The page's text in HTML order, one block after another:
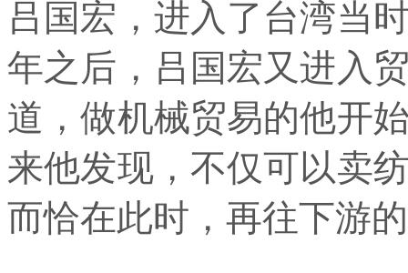
吕国宏，进入了台湾当
年之后，吕国宏又进入
道，做机械贸易的他开
来他发现，不仅可以卖
而恰在此时，再往下游